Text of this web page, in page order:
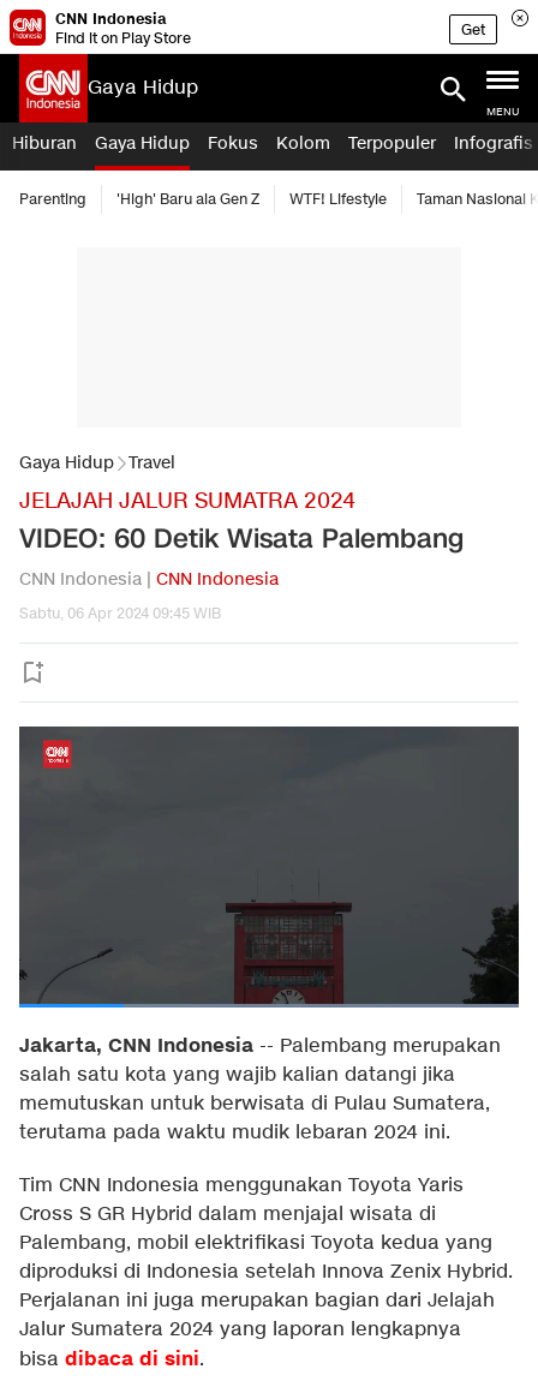
CNN Indonesia
Find it on Play Store
Get
Gaya Hidup
MENU
Hiburan Gaya Hidup Fokus Kolom Terpopuler Infografis
Parenting 'High' Baru ala Gen Z WTF! Lifestyle Taman Nasional
Gaya Hidup Travel
JELAJAH JALUR SUMATRA 2024
VIDEO: 60 Detik Wisata Palembang
CNN Indonesia | CNN Indonesia
Sabtu, 06 Apr 2024 09:45 WIB
Jakarta, CNN Indonesia -- Palembang merupakan
salah satu kota yang wajib kalian datangi jika
memutuskan untuk berwisata di Pulau Sumatera,
terutama pada waktu mudik lebaran 2024 ini.
Tim CNN Indonesia menggunakan Toyota Yaris
Cross S GR Hybrid dalam menjajal wisata di
Palembang, mobil elektrifikasi Toyota kedua yang
diproduksi di Indonesia setelah Innova Zenix Hybrid.
Perjalanan ini juga merupakan bagian dari Jelajah
Jalur Sumatera 2024 yang laporan lengkapnya
bisa dibaca di sini.